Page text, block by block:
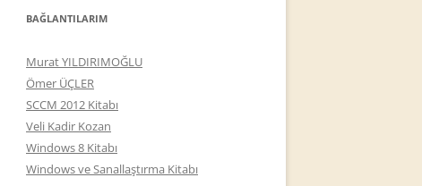
BAĞLANTILARIM
Murat YILDIRIMOĞLU
Ömer ÜÇLER
SCCM 2012 Kitabı
Veli Kadir Kozan
Windows 8 Kitabı
Windows ve Sanallaştırma Kitabı